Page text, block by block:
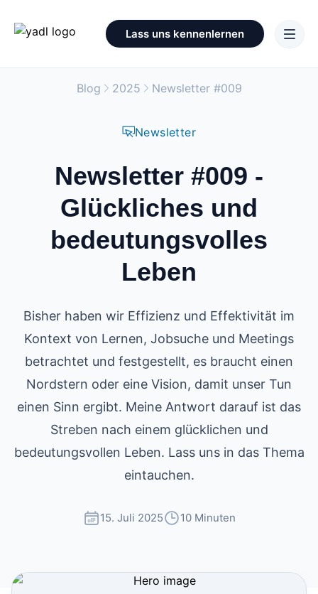
Lass uns kennenlernen
Blog 2025 Newsletter #009
Newsletter
Newsletter #009 -
Glückliches und
bedeutungsvolles
Leben
Bisher haben wir Effizienz und Effektivität im
Kontext von Lernen, Jobsuche und Meetings
betrachtet und festgestellt, es braucht einen
Nordstern oder eine Vision, damit unser Tun
einen Sinn ergibt. Meine Antwort darauf ist das
Streben nach einem glücklichen und
bedeutungsvollen Leben. Lass uns in das Thema
eintauchen.
15. Juli 2025 10 Minuten